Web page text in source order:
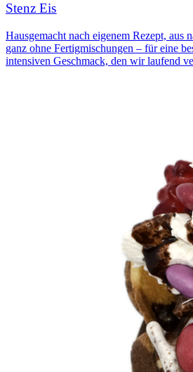
Stenz Eis
Hausgemacht nach eigenem Rezept, aus
ganz ohne Fertigmischungen – für eine
intensiven Geschmack, den wir laufend